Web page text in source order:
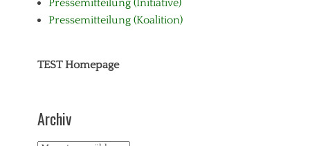
Pressemitteilung (Initiative)
Pressemitteilung (Koalition)
TEST Homepage
Archiv